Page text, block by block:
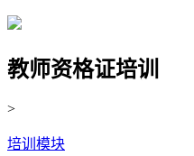
教师资格证培训
>
培训模块